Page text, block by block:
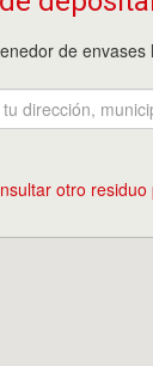
de envases
otro